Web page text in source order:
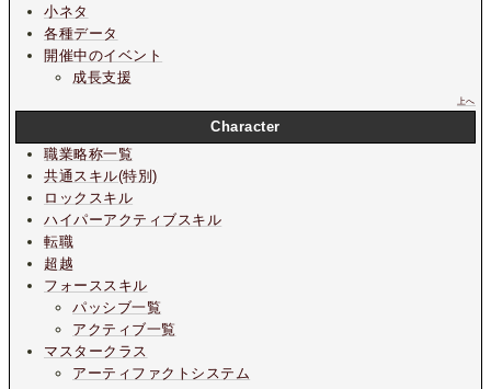
小ネタ
各種データ
開催中のイベント
成長支援
上へ
Character
職業略称一覧
共通スキル(特別)
ロックスキル
ハイパーアクティブスキル
転職
超越
フォーススキル
パッシブ一覧
アクティブ一覧
マスタークラス
アーティファクトシステム